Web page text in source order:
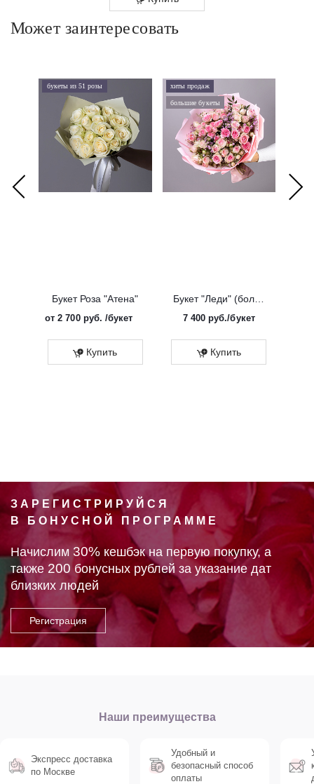
Может заинтересовать
букеты из 51 розы
Букет Роза "Атена"
от2 700 руб. /букет
Купить
хиты продаж
большие букеты
Букет "Леди" (большой)
7 400 руб./букет
Купить
ЗАРЕГИСТРИРУЙСЯ
В БОНУСНОЙ ПРОГРАММЕ
Начислим 30% кешбэк на первую покупку, а
также 200 бонусных рублей за указание дат
близких людей
Наши преимущества
Экспресс доставка
по Москве
Удобный и
безопасный способ
оплаты